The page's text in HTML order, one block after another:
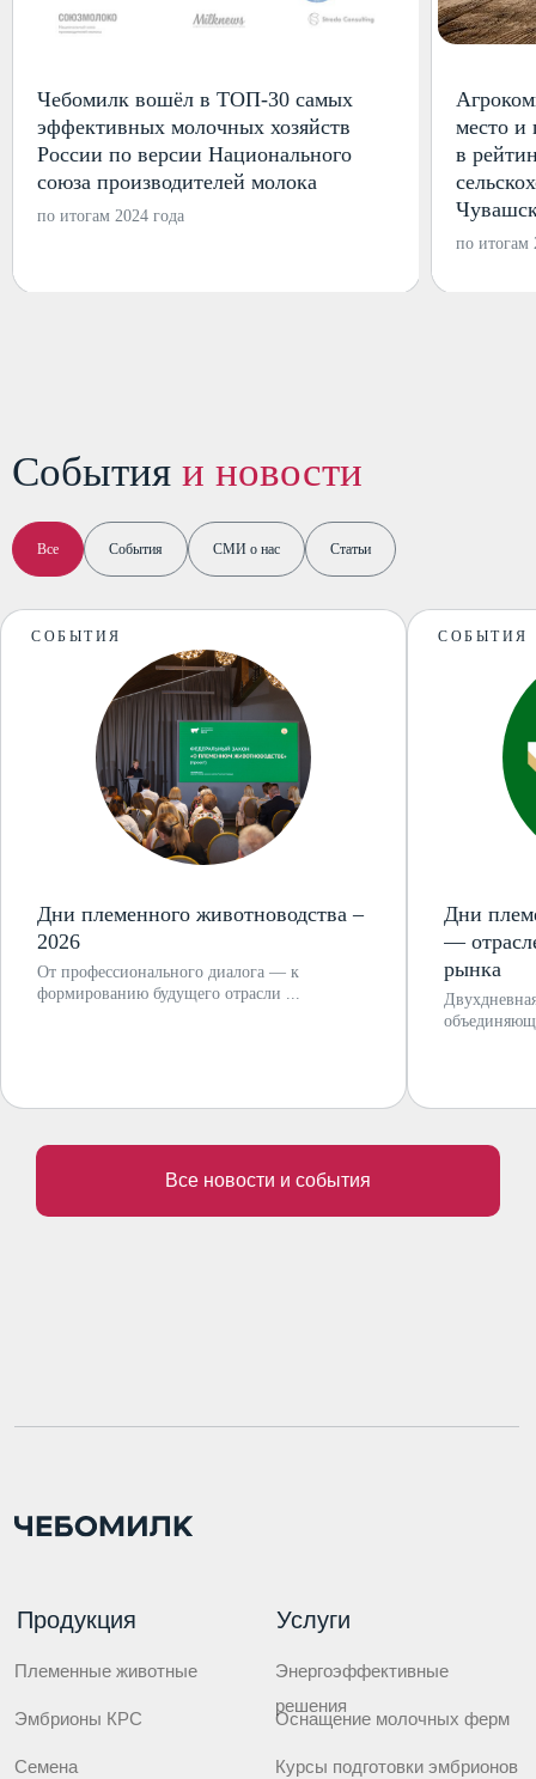
Чебомилк вошёл в ТОП-30 самых
эффективных молочных хозяйств
России по версии Национального
союза производителей молока
по итогам 2024 года
место и
в
по итогам
События и новости
Все События СМИ о нас Статьи
СОБЫТИЯ
Дни племенного животноводства –
2026
От профессионального диалога — к
формированию будущего отрасли ...
СОБЫТИЯ
Дни
—
рынка
Все новости и события
© 2020 Чебомилк
Обработка персональных данных